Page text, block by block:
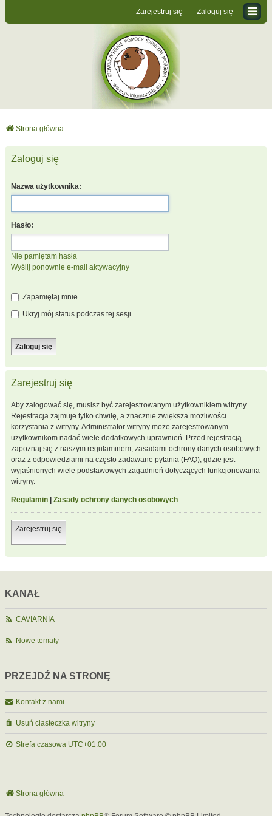
Zaloguj się
Zarejestruj się
Strona główna
Zaloguj się
Nazwa użytkownika:
Hasło:
Nie pamiętam hasła
Wyślij ponownie e-mail aktywacyjny
Zapamiętaj mnie
Ukryj mój status podczas tej sesji
Zarejestruj się
Aby zalogować się, musisz być zarejestrowanym użytkownikiem witryny.
Rejestracja zajmuje tylko chwilę, a znacznie zwiększa możliwości
korzystania z witryny. Administrator witryny może zarejestrowanym
użytkownikom nadać wiele dodatkowych uprawnień. Przed rejestracją
zapoznaj się z naszym regulaminem, zasadami ochrony danych osobowych
oraz z odpowiedziami na często zadawane pytania (FAQ), gdzie jest
wyjaśnionych wiele podstawowych zagadnień dotyczących funkcjonowania
witryny.
Regulamin Zasady ochrony danych osobowych
Zarejestruj się
KANAŁ
CAVIARNIA
Nowe tematy
PRZEJDŹ NA STRONĘ
Kontakt z nami
Usuń ciasteczka witryny
Strefa czasowa UTC+01:00
Strona główna